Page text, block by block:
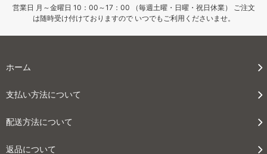
営業日 月～金曜日 10：00～17：00 （毎週土曜・日曜・祝日休業） ご注文
は随時受け付けておりますので いつでもご利用くださいませ。
ホーム
支払い方法について
配送方法について
返品について